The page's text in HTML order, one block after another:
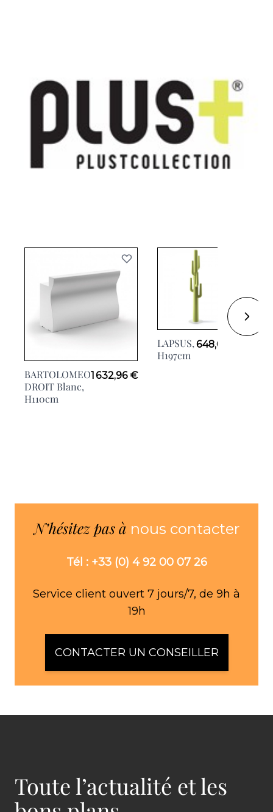
BARTOLOMEO
DROIT Blanc,
H110cm
1 632,96 €
LAPSUS,
H197cm
648,00 €
N’hésitez pas à nous contacter
Tél : +33 (0) 4 92 00 07 26
Service client ouvert 7 jours/7, de 9h à
19h
CONTACTER UN CONSEILLER
Toute l’actualité et les